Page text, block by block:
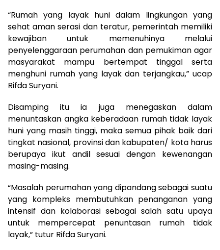
“Rumah yang layak huni dalam lingkungan yang
sehat aman serasi dan teratur, pemerintah memiliki
kewajiban untuk memenuhinya melalui
penyelenggaraan perumahan dan pemukiman agar
masyarakat mampu bertempat tinggal serta
menghuni rumah yang layak dan terjangkau,” ucap
Rifda Suryani.
Disamping itu ia juga menegaskan dalam
menuntaskan angka keberadaan rumah tidak layak
huni yang masih tinggi, maka semua pihak baik dari
tingkat nasional, provinsi dan kabupaten/ kota harus
berupaya ikut andil sesuai dengan kewenangan
masing-masing.
“Masalah perumahan yang dipandang sebagai suatu
yang kompleks membutuhkan penanganan yang
intensif dan kolaborasi sebagai salah satu upaya
untuk mempercepat penuntasan rumah tidak
layak,” tutur Rifda Suryani.